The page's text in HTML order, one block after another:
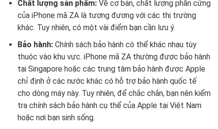
Chất lượng sản phẩm:Về cơ bản, chất lượng phần cứng
của iPhone mã ZA là tương đương với các thị trường
khác. Tuy nhiên, có một vài điểm bạn cần lưu ý.
Bảo hành:Chính sách bảo hành có thể khác nhau tùy
thuộc vào khu vực. iPhone mã ZA thường được bảo hành
tại Singapore hoặc các trung tâm bảo hành được Apple
chỉ định ở các nước khác có hỗ trợ bảo hành quốc tế
cho dòng máy này. Tuy nhiên, để chắc chắn, bạn nên kiểm
tra chính sách bảo hành cụ thể của Apple tại Việt Nam
hoặc nơi bạn sinh sống.